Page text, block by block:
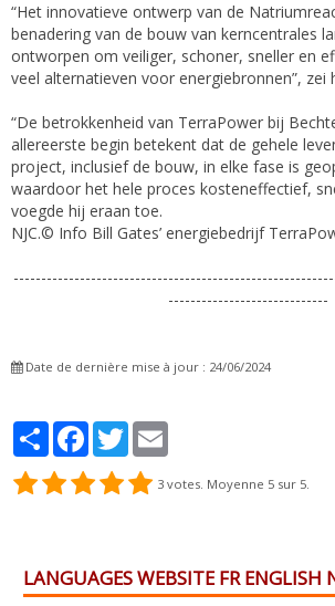
“Het innovatieve ontwerp van de
benadering van de bouw van kerncentrales
ontworpen om veiliger, schoner, sneller en
veel alternatieven voor energiebronnen”, zei
“De betrokkenheid van TerraPower bij
allereerste begin betekent dat de gehele
project, inclusief de bouw, in elke fase is
waardoor het hele proces kosteneffectief,
voegde hij eraan toe.
NJC.© Info Bill Gates’ energiebedrijf
-----------------------------
Date de dernière mise à jour : 24/06/2024
PartagerFacebook
Twitter
3 votes. Moyenne 5 sur 5.
LANGUAGES WEBSITE FR ENGLISH